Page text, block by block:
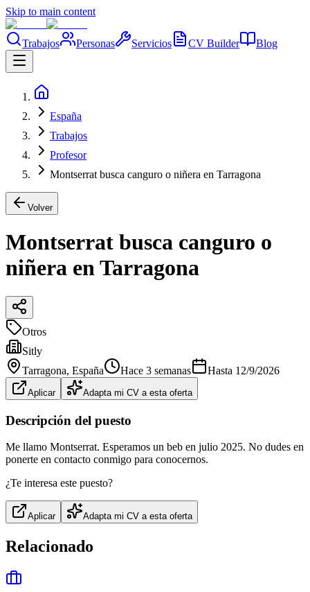
Skip to main content
Trabajos Personas Servicios CV Builder Blog
España
Trabajos
Profesor
Montserrat busca canguro o niñera en Tarragona
Volver
Montserrat busca canguro o
niñera en Tarragona
Otros
Sitly
Tarragona, España Hace 3 semanas Hasta 12/9/2026
Aplicar Adapta mi CV a esta oferta
Descripción del puesto
Me llamo Montserrat. Esperamos un beb en julio 2025. No dudes en
ponerte en contacto conmigo para conocernos.
¿Te interesa este puesto?
Aplicar Adapta mi CV a esta oferta
Relacionado